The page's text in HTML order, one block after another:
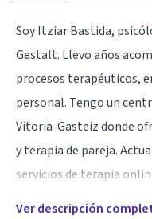
Soy Itziar Bastida,
Gestalt. Llevo años
procesos terapéuticos,
personal. Tengo un
Vitoria-Gasteiz donde
y terapia de pareja.
servicios de terapia
Ver descripción